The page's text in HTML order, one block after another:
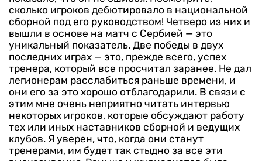
сколько игроков дебютировало в национальной
сборной под его руководством! Четверо из них и
вышли в основе на матч с Сербией — это
уникальный показатель. Две победы в двух
последних играх — это, прежде всего, успех
тренера, который все просчитал заранее. Не дал
легионерам расслабиться раньше времени, и
они его за это хорошо отблагодарили. В связи с
этим мне очень неприятно читать интервью
некоторых игроков, которые обсуждают работу
тех или иных наставников сборной и ведущих
клубов. Я уверен, что, когда они станут
тренерами, им будет так стыдно за все эти